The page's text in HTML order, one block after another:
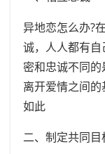
异地恋怎么办?
诚，人人都有
密和忠诚不同
离开爱情之间
如此
二、制定共同目